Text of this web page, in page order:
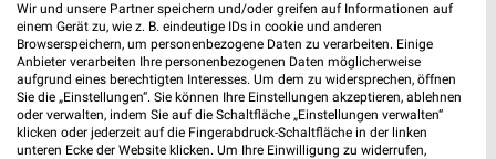
Vehling Motorgeräte Braunschweig
Gablonzstraße 7
38114 Braunschweig
Heute geschlossen
Wir und unsere Partner speichern und/oder greifen auf Informationen auf
einem Gerät zu, wie z. B. eindeutige IDs in cookie und anderen
Browserspeichern, um personenbezogene Daten zu verarbeiten. Einige
Anbieter verarbeiten Ihre personenbezogenen Daten möglicherweise
aufgrund eines berechtigten Interesses. Um dem zu widersprechen, öffnen
Sie die „Einstellungen“. Sie können Ihre Einstellungen akzeptieren, ablehnen
oder verwalten, indem Sie auf die Schaltfläche „Einstellungen verwalten“
klicken oder jederzeit auf die Fingerabdruck-Schaltfläche in der linken
unteren Ecke der Website klicken. Um Ihre Einwilligung zu widerrufen,